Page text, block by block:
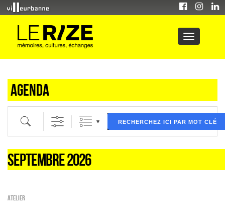
Agenda
Recherche par mot clé (ici) et / ou filtre (ci dessous) puis validez
RECHERCHEZ ICI PAR MOT CLÉ
SEPTEMBRE 2026
Atelier